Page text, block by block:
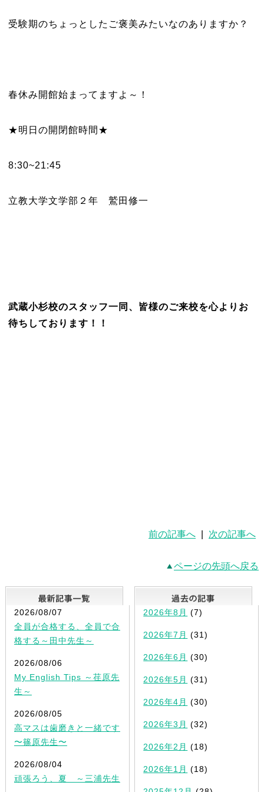
受験期のちょっとしたご褒美みたいなのありますか？
春休み開館始まってますよ～！
★明日の開閉館時間★
8:30~21:45
立教大学文学部２年 鷲田修一
武蔵小杉校のスタッフ一同、皆様のご来校を心よりお
待ちしております！！
前の記事へ 次の記事へ
ページの先頭へ戻る
最新記事一覧
2026/08/07
全員が合格する、全員で合
格する～田中先生～
2026/08/06
My English Tips ～荏原先
生～
2026/08/05
高マスは歯磨きと一緒です
〜篠原先生〜
2026/08/04
頑張ろう、夏 ～三浦先生
2026年8月 (7)
2026年7月 (31)
2026年6月 (30)
2026年5月 (31)
2026年4月 (30)
2026年3月 (32)
2026年2月 (18)
2026年1月 (18)